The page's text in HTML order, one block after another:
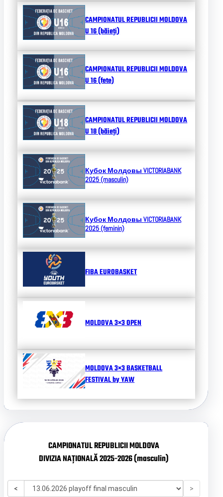
CAMPIONATUL REPUBLICII MOLDOVA
U 16 (băieți)
CAMPIONATUL REPUBLICII MOLDOVA
U 16 (fete)
CAMPIONATUL REPUBLICII MOLDOVA
U 18 (băieți)
Кубок МолдовыVICTORIABANK
2025 (masculin)
Кубок МолдовыVICTORIABANK
2025 (feminin)
FIBA EUROBASKET
MOLDOVA 3×3 OPEN
MOLDOVA 3×3 BASKETBALL
FESTIVAL by YAW
CAMPIONATUL REPUBLICII MOLDOVA
DIVIZIA NAȚIONALĂ 2025-2026 (masculin)
< >